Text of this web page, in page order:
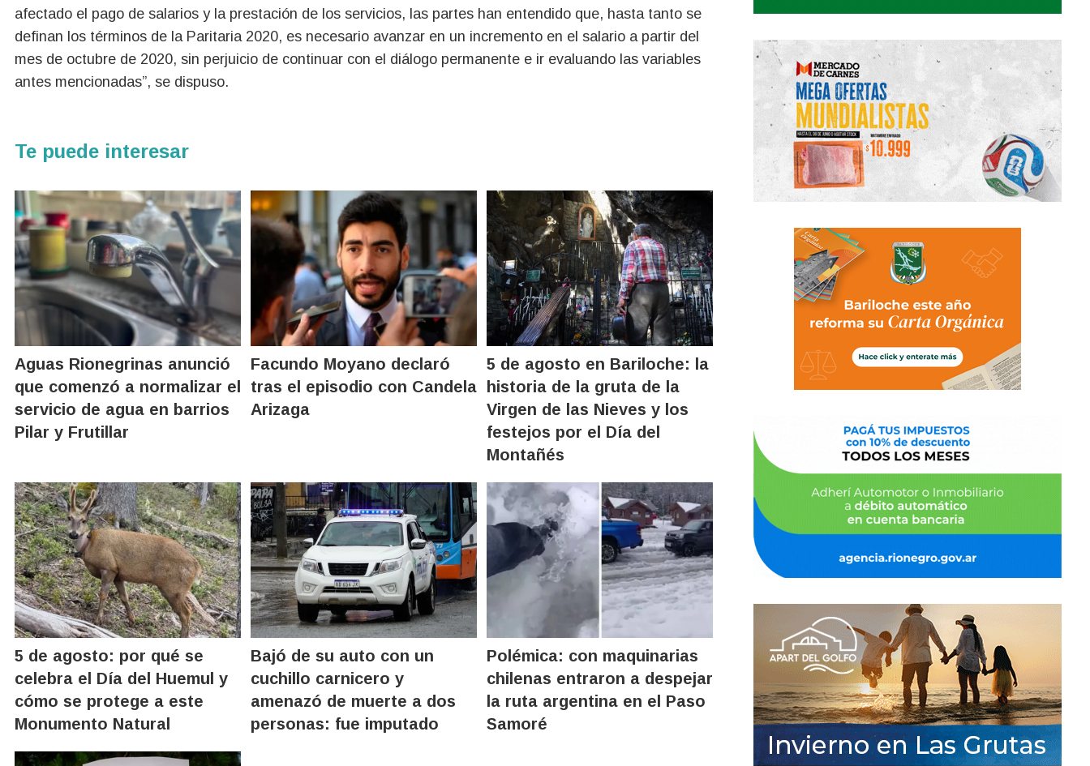
afectado el pago de salarios y la prestación de los servicios, las partes han entendido que, hasta tanto se
definan los términos de la Paritaria 2020, es necesario avanzar en un incremento en el salario a partir del
mes de octubre de 2020, sin perjuicio de continuar con el diálogo permanente e ir evaluando las variables
antes mencionadas”, se dispuso.
Te puede interesar
Aguas Rionegrinas anunció
que comenzó a normalizar el
servicio de agua en barrios
Pilar y Frutillar
Facundo Moyano declaró
tras el episodio con Candela
Arizaga
5 de agosto en Bariloche: la
historia de la gruta de la
Virgen de las Nieves y los
festejos por el Día del
Montañés
5 de agosto: por qué se
celebra el Día del Huemul y
cómo se protege a este
Monumento Natural
Bajó de su auto con un
cuchillo carnicero y
amenazó de muerte a dos
personas: fue imputado
Polémica: con maquinarias
chilenas entraron a despejar
la ruta argentina en el Paso
Samoré